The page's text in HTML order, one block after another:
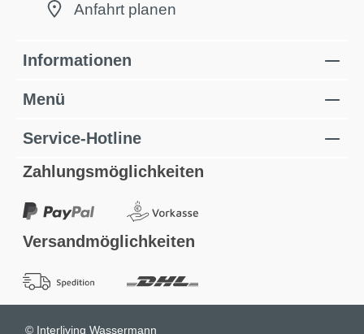
Anfahrt planen
Informationen
Menü
Service-Hotline
Zahlungsmöglichkeiten
Versandmöglichkeiten
© Interliving Wassermann